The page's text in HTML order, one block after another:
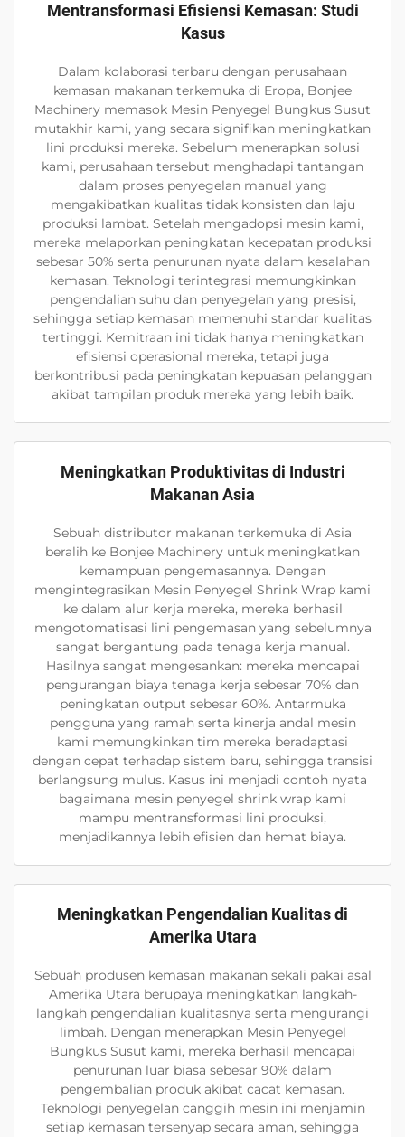
Mentransformasi Efisiensi Kemasan: Studi
Kasus
Dalam kolaborasi terbaru dengan perusahaan
kemasan makanan terkemuka di Eropa, Bonjee
Machinery memasok Mesin Penyegel Bungkus Susut
mutakhir kami, yang secara signifikan meningkatkan
lini produksi mereka. Sebelum menerapkan solusi
kami, perusahaan tersebut menghadapi tantangan
dalam proses penyegelan manual yang
mengakibatkan kualitas tidak konsisten dan laju
produksi lambat. Setelah mengadopsi mesin kami,
mereka melaporkan peningkatan kecepatan produksi
sebesar 50% serta penurunan nyata dalam kesalahan
kemasan. Teknologi terintegrasi memungkinkan
pengendalian suhu dan penyegelan yang presisi,
sehingga setiap kemasan memenuhi standar kualitas
tertinggi. Kemitraan ini tidak hanya meningkatkan
efisiensi operasional mereka, tetapi juga
berkontribusi pada peningkatan kepuasan pelanggan
akibat tampilan produk mereka yang lebih baik.
Meningkatkan Produktivitas di Industri
Makanan Asia
Sebuah distributor makanan terkemuka di Asia
beralih ke Bonjee Machinery untuk meningkatkan
kemampuan pengemasannya. Dengan
mengintegrasikan Mesin Penyegel Shrink Wrap kami
ke dalam alur kerja mereka, mereka berhasil
mengotomatisasi lini pengemasan yang sebelumnya
sangat bergantung pada tenaga kerja manual.
Hasilnya sangat mengesankan: mereka mencapai
pengurangan biaya tenaga kerja sebesar 70% dan
peningkatan output sebesar 60%. Antarmuka
pengguna yang ramah serta kinerja andal mesin
kami memungkinkan tim mereka beradaptasi
dengan cepat terhadap sistem baru, sehingga transisi
berlangsung mulus. Kasus ini menjadi contoh nyata
bagaimana mesin penyegel shrink wrap kami
mampu mentransformasi lini produksi,
menjadikannya lebih efisien dan hemat biaya.
Meningkatkan Pengendalian Kualitas di
Amerika Utara
Sebuah produsen kemasan makanan sekali pakai asal
Amerika Utara berupaya meningkatkan langkah-
langkah pengendalian kualitasnya serta mengurangi
limbah. Dengan menerapkan Mesin Penyegel
Bungkus Susut kami, mereka berhasil mencapai
penurunan luar biasa sebesar 90% dalam
pengembalian produk akibat cacat kemasan.
Teknologi penyegelan canggih mesin ini menjamin
setiap kemasan tersenyap secara aman, sehingga